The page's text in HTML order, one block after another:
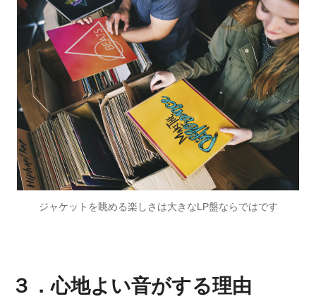
ジャケットを眺める楽しさは大きなLP盤ならではです
３．心地よい音がする理由